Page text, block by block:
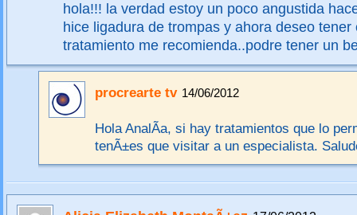
hola!!! la verdad estoy un poco angustida
hice ligadura de trompas y ahora deseo tener
tratamiento me recomienda..podre tener un
procrearte tv 14/06/2012
Hola AnalÃ­a, si hay tratamientos que lo
tenÃ±es que visitar a un especialista.